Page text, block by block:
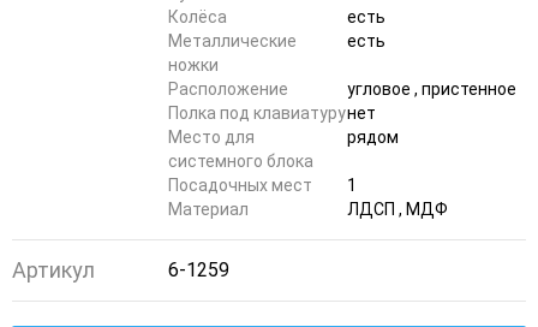
Колёса
есть
Металлические
ножки
есть
Расположение
угловое , пристенное
Полка под клавиатурунет
Место для
системного блока
рядом
Посадочных мест
1
Материал
ЛДСП , МДФ
Артикул 6-1259